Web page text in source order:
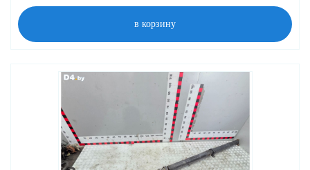
в корзину